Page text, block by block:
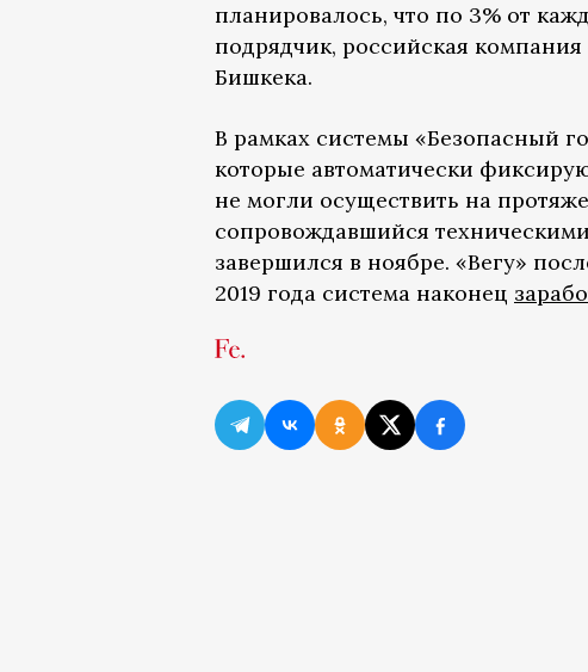
планировалось, что по 3% от
подрядчик, российская
Бишкека.
В рамках системы «Безопасный
которые автоматически
не могли осуществить на
сопровождавшийся
завершился в ноябре. «Вегу»
2019 года система наконец